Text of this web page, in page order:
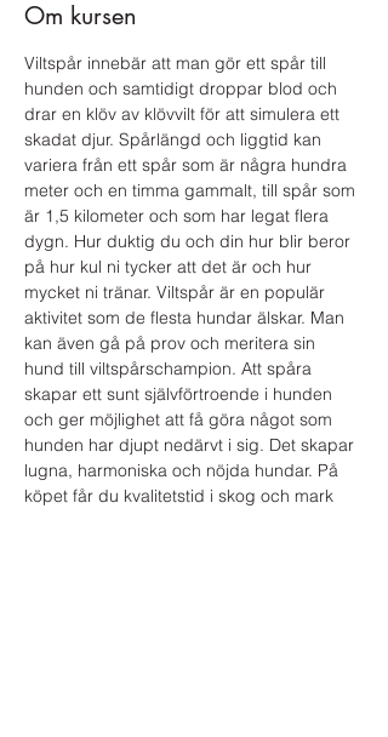
Om kursen
Viltspår innebär att man gör ett spår till
hunden och samtidigt droppar blod och
drar en klöv av klövvilt för att simulera ett
skadat djur. Spårlängd och liggtid kan
variera från ett spår som är några hundra
meter och en timma gammalt, till spår som
är 1,5 kilometer och som har legat flera
dygn. Hur duktig du och din hur blir beror
på hur kul ni tycker att det är och hur
mycket ni tränar. Viltspår är en populär
aktivitet som de flesta hundar älskar. Man
kan även gå på prov och meritera sin
hund till viltspårschampion. Att spåra
skapar ett sunt självförtroende i hunden
och ger möjlighet att få göra något som
hunden har djupt nedärvt i sig. Det skapar
lugna, harmoniska och nöjda hundar. På
köpet får du kvalitetstid i skog och mark